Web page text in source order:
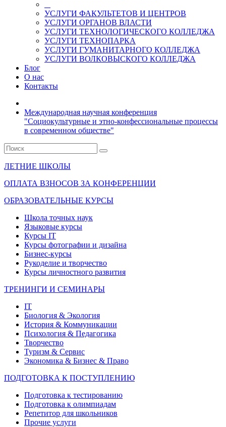
УСЛУГИ ФАКУЛЬТЕТОВ И ЦЕНТРОВ
УСЛУГИ ОРГАНОВ ВЛАСТИ
УСЛУГИ ТЕХНОЛОГИЧЕСКОГО КОЛЛЕДЖА
УСЛУГИ ТЕХНОПАРКА
УСЛУГИ ГУМАНИТАРНОГО КОЛЛЕДЖА
УСЛУГИ ВОЛКОВЫСКОГО КОЛЛЕДЖА
Блог
О нас
Контакты
Международная научная конференция
"Социокультурные и этно-конфессиональные процессы
в современном обществе"
ЛЕТНИЕ ШКОЛЫ
ОПЛАТА ВЗНОСОВ ЗА КОНФЕРЕНЦИИ
ОБРАЗОВАТЕЛЬНЫЕ КУРСЫ
Школа точных наук
Языковые курсы
Курсы IT
Курсы фотографии и дизайна
Бизнес-курсы
Рукоделие и творчество
Курсы личностного развития
ТРЕНИНГИ И СЕМИНАРЫ
IT
Биология & Экология
История & Коммуникации
Психология & Педагогика
Творчество
Туризм & Сервис
Экономика & Бизнес & Право
ПОДГОТОВКА К ПОСТУПЛЕНИЮ
Подготовка к тестированию
Подготовка к олимпиадам
Репетитор для школьников
Прочие услуги